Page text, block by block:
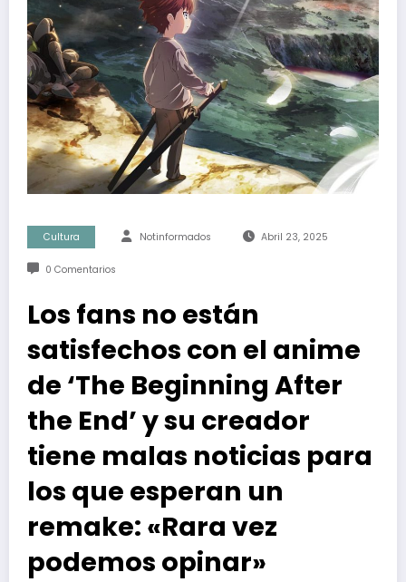
Cultura Notinformados Abril 23, 2025
0 Comentarios
Los fans no están
satisfechos con el anime
de ‘The Beginning After
the End’ y su creador
tiene malas noticias para
los que esperan un
remake: «Rara vez
podemos opinar»